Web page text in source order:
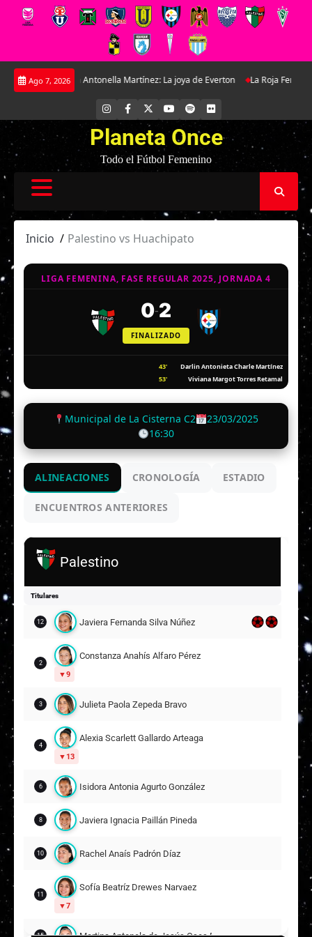
Saltar
Ago 7, 2026
con Antonella Martínez: La joya de Everton La Roja Femenina
INSTAGRAM
FACEBOOK YOUTUBE
SPOTIFYFLICKR
Planeta Once
Todo el Fútbol Femenino
Inicio Palestino vs Huachipato
LIGA FEMENINA, FASE REGULAR 2025, JORNADA 4
0-2
FINALIZADO
43'
Darlin Antonieta Charle Martínez
53'
Viviana Margot Torres Retamal
Municipal de La Cisterna C2
23/03/2025
16:30
ALINEACIONES CRONOLOGÍA ESTADIO
ENCUENTROS ANTERIORES
Palestino
Titulares
12 Javiera Fernanda Silva Núñez
2
Constanza Anahís Alfaro Pérez
9
3 Julieta Paola Zepeda Bravo
4
Alexia Scarlett Gallardo Arteaga
13
6 Isidora Antonia Agurto González
8 Javiera Ignacia Paillán Pineda
10 Rachel Anaís Padrón Díaz
11
Sofía Beatríz Drewes Narvaez
7